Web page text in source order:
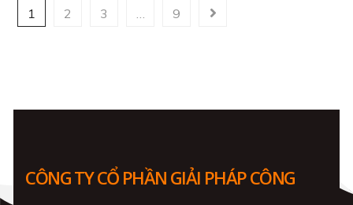
1 2 3 9
CÔNG TY CỔ PHẦN GIẢI PHÁP CÔNG